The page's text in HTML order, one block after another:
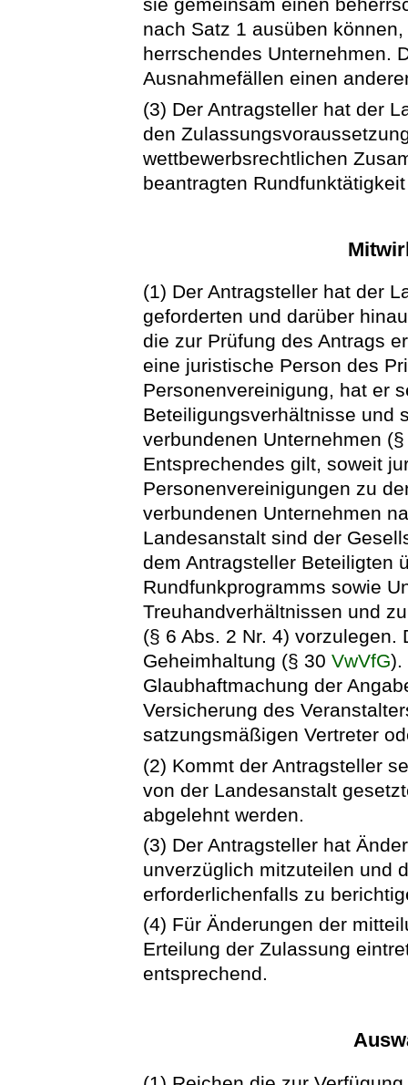
sie gemeinsam einen
nach Satz 1 ausüben
herrschendes Unternehmen.
Ausnahmefällen einen
(3) Der Antragsteller hat der
den
wettbewerbsrechtlichen
beantragten
(1) Der Antragsteller hat der
geforderten und darüber
die zur Prüfung des Antrags
eine juristische Person des
Personenvereinigung, hat er
Beteiligungsverhältnisse und
verbundenen Unternehmen
Entsprechendes gilt, soweit
Personenvereinigungen zu
verbundenen Unternehmen
Landesanstalt sind der
dem Antragsteller Beteiligten
Rundfunkprogramms sowie
Treuhandverhältnissen und
(§ 6 Abs. 2 Nr. 4)
Geheimhaltung (§ 30VwVfG).
Glaubhaftmachung der
Versicherung des
satzungsmäßigen Vertreter
(2) Kommt der Antragsteller
von der Landesanstalt
abgelehnt werden.
(3) Der Antragsteller hat
unverzüglich mitzuteilen und
erforderlichenfalls zu
(4) Für Änderungen der
Erteilung der Zulassung
entsprechend.